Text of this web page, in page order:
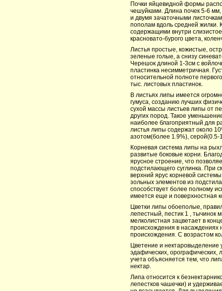
Почки яйцевидной формы
чешуйками. Длина почек 5-6
и двумя зачаточными
пополам вдоль средней жилки.
содержащими внутри
красновато-бурого цвета,
Листья простые, кожистые,
зеленые голые, а снизу
Черешок длиной 1-3см с
пластинка несимметричная.
относительной полноте
тыс. листовых пластинок.
В листьях липы имеется
гумуса, созданию лучших
сухой массы листьев липы от
других пород. Такое
наиболее благоприятный для
листья липы содержат около
азотом(более 1.9%), серой(0.5-
Корневая система липы на
развитые боковые корни.
ярусное строение, что
подстилающего суглинка. При
верхний ярус корневой
зольных элементов из
способствует более полному
имеется еще и поверхностная
Цветки липы обоеполые,
лепестный, пестик 1 , тычинок
мелколистная зацветает в
происхождения в насаждениях
происхождения. С возрастом
Цветение и нектаровыделение
эдафических, орографических,
учета объясняется тем, что
нектар.
Липа относится к
лепестков чашечки) и